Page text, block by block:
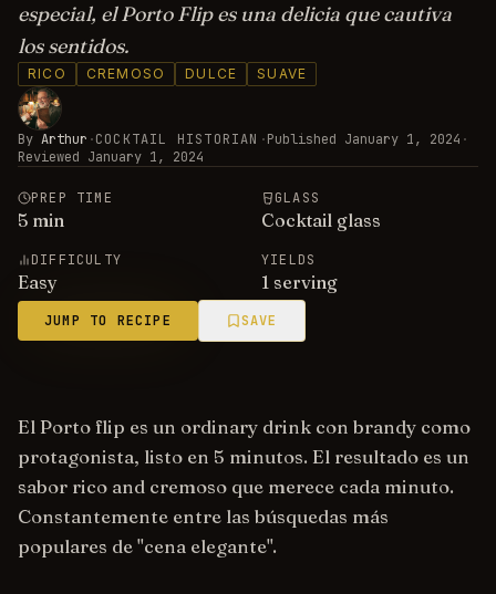
especial, el Porto Flip es una delicia que cautiva
los sentidos.
RICO CREMOSO DULCE SUAVE
By Arthur ·COCKTAIL HISTORIAN ·Published January 1, 2024 ·
Reviewed January 1, 2024
PREP TIME
5 min
GLASS
Cocktail glass
DIFFICULTY
Easy
YIELDS
1 serving
JUMP TO RECIPE SAVE
El Porto flip es un ordinary drink con brandy como
protagonista, listo en 5 minutos. El resultado es un
sabor rico and cremoso que merece cada minuto.
Constantemente entre las búsquedas más
populares de "cena elegante".